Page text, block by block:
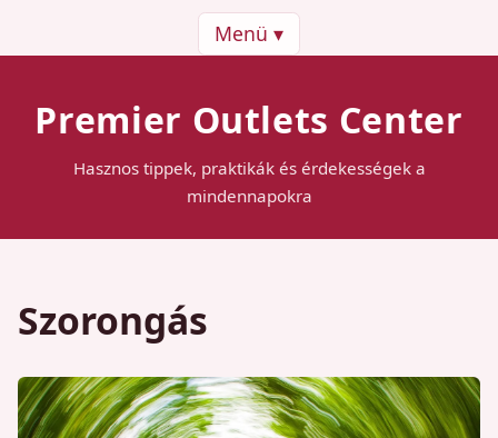
Menü ▾
Premier Outlets Center
Hasznos tippek, praktikák és érdekességek a
mindennapokra
Szorongás